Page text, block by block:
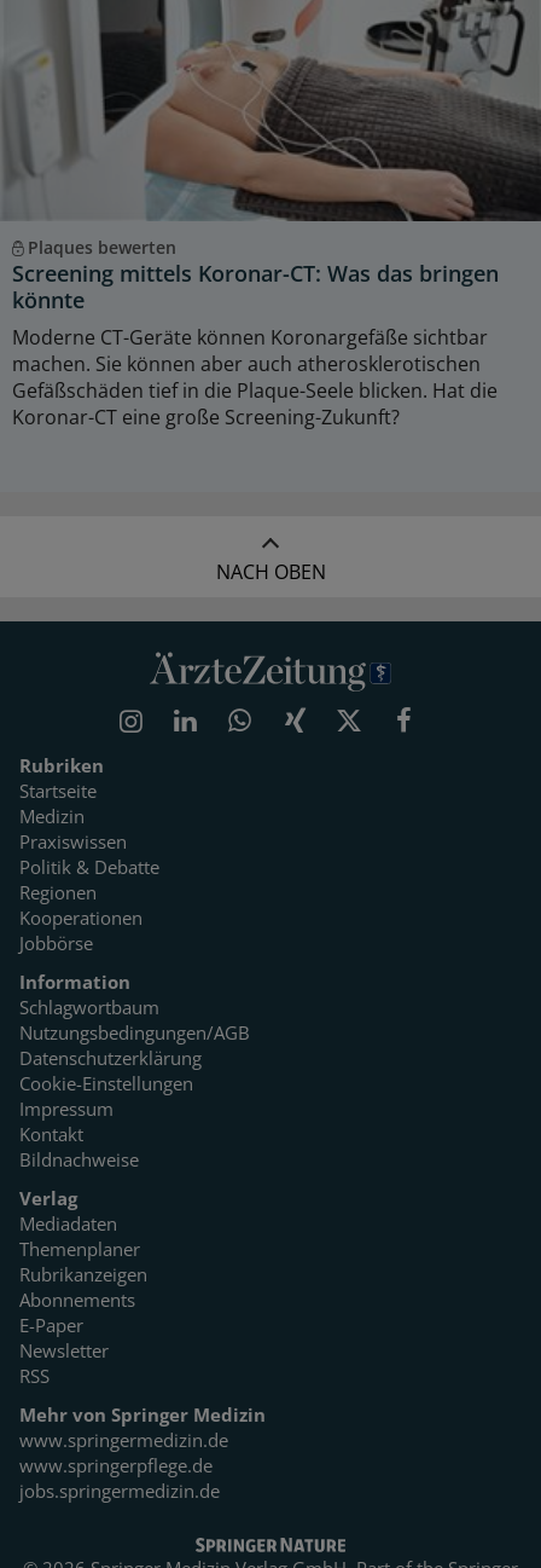
Plaques bewerten
Screening mittels Koronar-CT: Was das bringen
könnte
Moderne CT-Geräte können Koronargefäße sichtbar
machen. Sie können aber auch atherosklerotischen
Gefäßschäden tief in die Plaque-Seele blicken. Hat die
Koronar-CT eine große Screening-Zukunft?
NACH OBEN
Rubriken
Startseite
Medizin
Praxiswissen
Politik & Debatte
Regionen
Kooperationen
Jobbörse
Information
Schlagwortbaum
Nutzungsbedingungen/AGB
Datenschutzerklärung
Cookie-Einstellungen
Impressum
Kontakt
Bildnachweise
Verlag
Mediadaten
Themenplaner
Rubrikanzeigen
Abonnements
E-Paper
Newsletter
RSS
Mehr von Springer Medizin
www.springermedizin.de
www.springerpflege.de
jobs.springermedizin.de